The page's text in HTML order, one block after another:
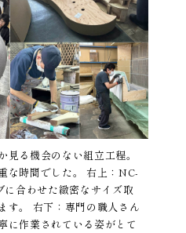
る機会のない組立工程。
な時間でした。 右上：NC-
合わせた緻密なサイズ取
す。 右下：専門の職人さん
に作業されている姿がとて